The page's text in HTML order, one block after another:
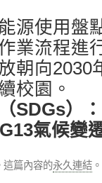
源使用盤
業流程進
朝向2030
校園。
SDGs）
氣候變
這篇內容的永久連結 。